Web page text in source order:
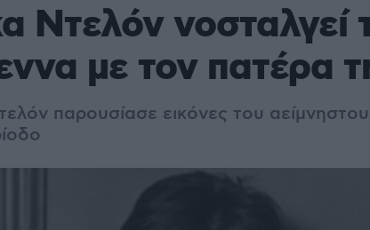
Ντελόν νοσταλγεί
με τον πατέρα
παρουσίασε εικόνες του